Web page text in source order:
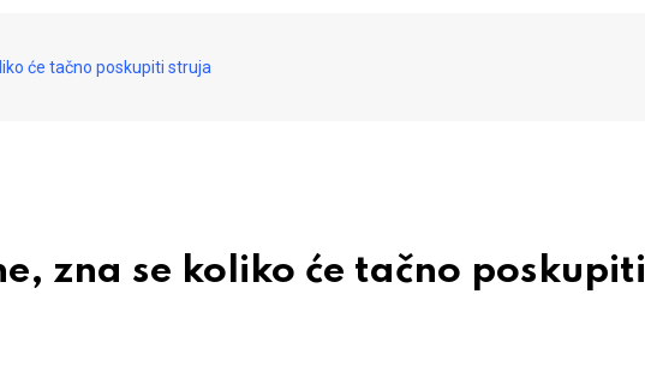
će tačno poskupiti struja
zna se koliko će tačno poskupiti